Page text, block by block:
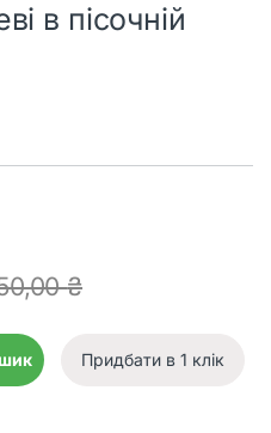
в пісочній
₴
Semtex 2.0 Tan
Придбати в 1 клік